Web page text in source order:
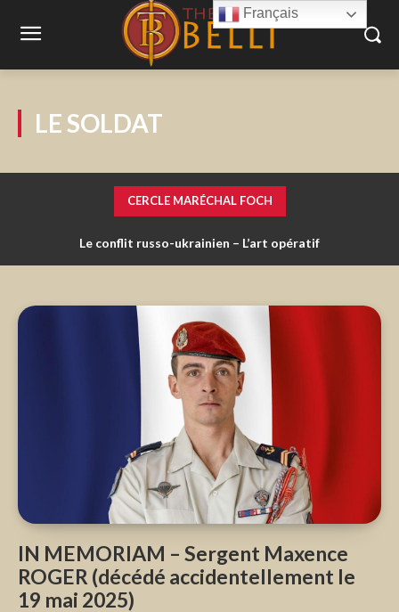
LE SOLDAT
CERCLE MARÉCHAL FOCH
Le conflit russo-ukrainien – L’art opératif
G2S : Note d’information de mai 2017
IN MEMORIAM – Sergent Maxence
ROGER (décédé accidentellement le
19 mai 2025)
Français